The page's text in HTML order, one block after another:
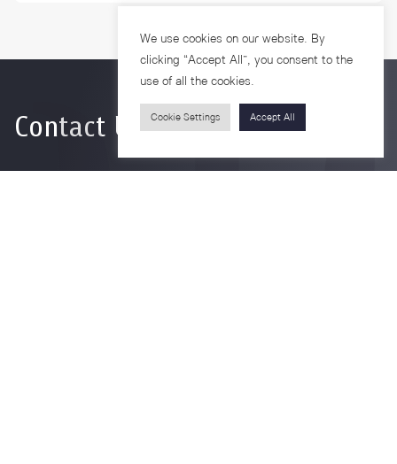
Contact Us
We use cookies on our website. By
clicking “Accept All”, you consent to the
use of all the cookies.
Cookie Settings Accept All